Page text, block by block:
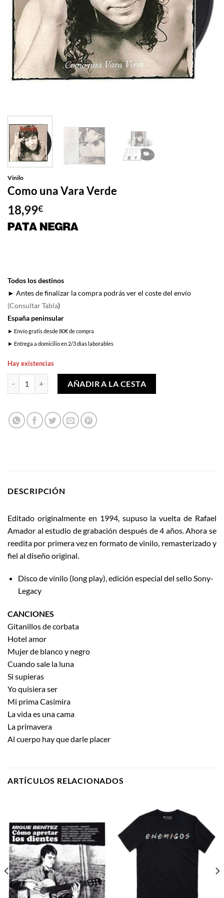
Vinilo
Como una Vara Verde
18,99€
Todos los destinos
► Antes de finalizar la compra podrás ver el coste del envío
(Consultar Tabla)
España peninsular
► Envío gratis desde 80€ de compra
► Entrega a domicilio en 2/3 días laborables
Hay existencias
Como una Vara Verde cantidadAÑADIR A LA CESTA
DESCRIPCIÓN
Editado originalmente en 1994, supuso la vuelta de Rafael
Amador al estudio de grabación después de 4 años. Ahora se
reedita por primera vez en formato de vinilo, remasterizado y
fiel al diseño original.
Disco de vinilo (long play), edición especial del sello Sony-
Legacy
CANCIONES
Gitanillos de corbata
Hotel amor
Mujer de blanco y negro
Cuando sale la luna
Si supieras
Yo quisiera ser
Mi prima Casimira
La vida es una cama
La primavera
Al cuerpo hay que darle placer
ARTÍCULOS RELACIONADOS